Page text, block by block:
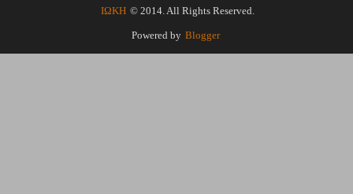
ΙΩΚΗ © 2014. All Rights Reserved.
Powered by Blogger